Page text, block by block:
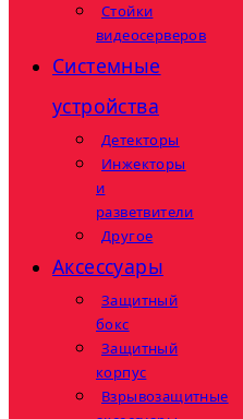
Стойки
видеосерверов
Системные
устройства
Детекторы
Инжекторы
и
разветвители
Другое
Аксессуары
Защитный
бокс
Защитный
корпус
Взрывозащитные